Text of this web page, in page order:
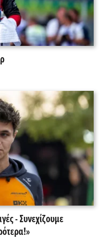
- Συνεχίζουμε